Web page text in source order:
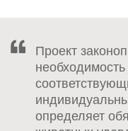
Проект
определяет